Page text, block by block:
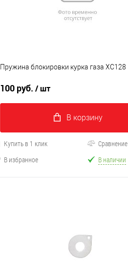
Пружина блокировки курка газа XC128
100 руб./ шт
В корзину
Купить в 1 клик
Сравнение
В избранное
В наличии